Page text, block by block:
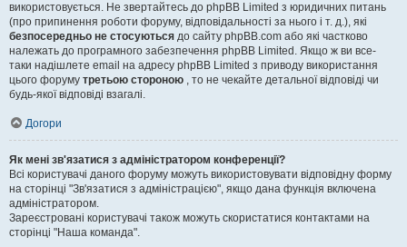
використовується. Не звертайтесь до phpBB Limited з юридичних питань
(про припинення роботи форуму, відповідальності за нього і т. д.), які
безпосередньо не стосуються до сайту phpBB.com або які частково
належать до програмного забезпечення phpBB Limited. Якщо ж ви все-
таки надішлете email на адресу phpBB Limited з приводу використання
цього форуму третьою стороною , то не чекайте детальної відповіді чи
будь-якої відповіді взагалі.
Догори
Як мені зв'язатися з адміністратором конференції?
Всі користувачі даного форуму можуть використовувати відповідну форму
на сторінці "Зв'язатися з адміністрацією", якщо дана функція включена
адміністратором.
Зареєстровані користувачі також можуть скористатися контактами на
сторінці "Наша команда".